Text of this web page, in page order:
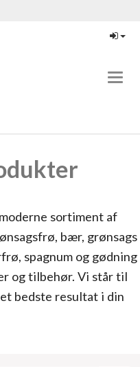
sortiment af
bær, grønsags
spagnum og gødning
og tilbehør. Vi står til
bedste resultat i din